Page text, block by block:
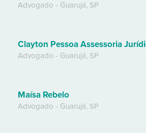
Advogado - Guarujá, SP
Clayton Pessoa Assessoria
Advogado - Guarujá, SP
Maísa Rebelo
Advogado - Guarujá, SP